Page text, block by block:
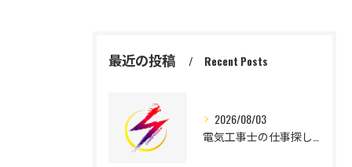
最近の投稿 Recent Posts
2026/08/03